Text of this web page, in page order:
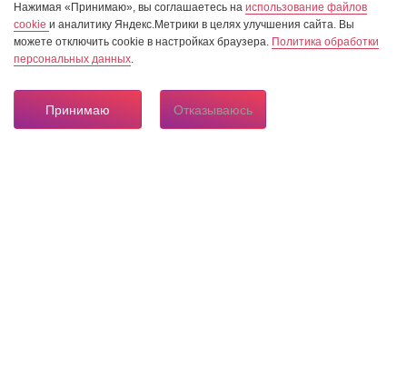
Нажимая «Принимаю», вы соглашаетесь на использование файлов
cookie и аналитику Яндекс.Метрики в целях улучшения сайта. Вы
можете отключить cookie в настройках браузера. Политика обработки
персональных данных.
Принимаю Отказываюсь